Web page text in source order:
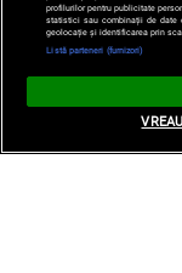
profilurilor pentru publicitate
statistici sau combinații de date
geolocație și identificarea prin
Listă parteneri (furnizori)